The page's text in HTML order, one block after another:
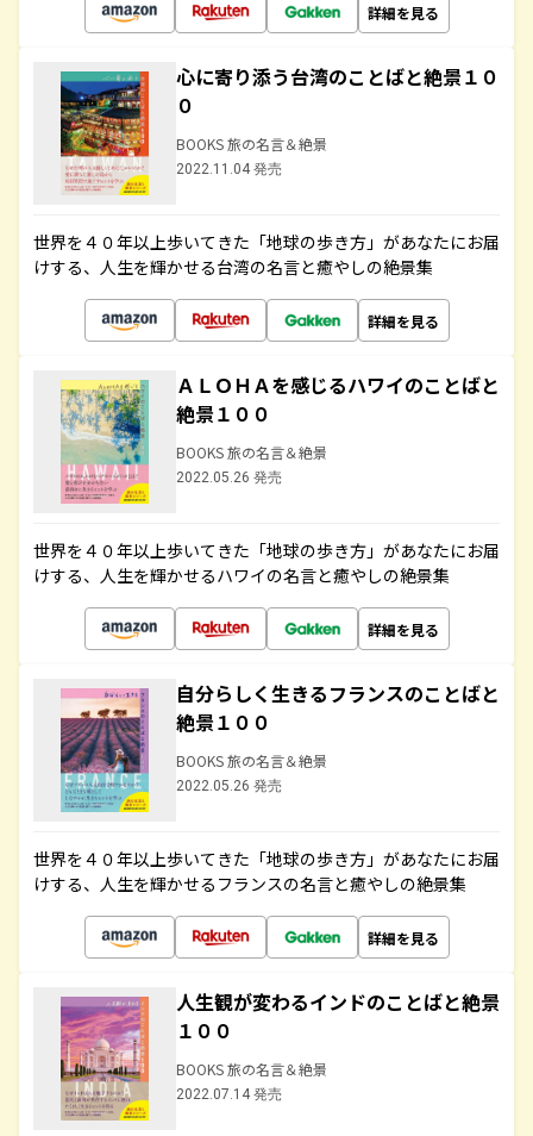
詳細を見る
心に寄り添う台湾のことばと絶景１０
０
BOOKS 旅の名言＆絶景
2022.11.04 発売
世界を４０年以上歩いてきた「地球の歩き方」があなたにお届
けする、人生を輝かせる台湾の名言と癒やしの絶景集
詳細を見る
ＡＬＯＨＡを感じるハワイのことばと
絶景１００
BOOKS 旅の名言＆絶景
2022.05.26 発売
世界を４０年以上歩いてきた「地球の歩き方」があなたにお届
けする、人生を輝かせるハワイの名言と癒やしの絶景集
詳細を見る
自分らしく生きるフランスのことばと
絶景１００
BOOKS 旅の名言＆絶景
2022.05.26 発売
世界を４０年以上歩いてきた「地球の歩き方」があなたにお届
けする、人生を輝かせるフランスの名言と癒やしの絶景集
詳細を見る
人生観が変わるインドのことばと絶景
１００
BOOKS 旅の名言＆絶景
2022.07.14 発売